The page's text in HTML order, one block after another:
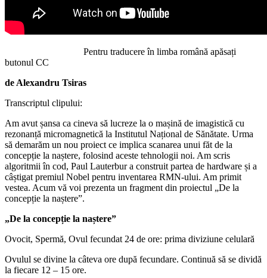
Pentru traducere în limba română apăsați
butonul CC
de Alexandru Tsiras
Transcriptul clipului:
Am avut șansa ca cineva să lucreze la o mașină de imagistică cu
rezonanță micromagnetică la Institutul Național de Sănătate. Urma
să demarăm un nou proiect ce implica scanarea unui făt de la
concepție la naștere, folosind aceste tehnologii noi. Am scris
algoritmii în cod, Paul Lauterbur a construit partea de hardware și a
câștigat premiul Nobel pentru inventarea RMN-ului. Am primit
vestea. Acum vă voi prezenta un fragment din proiectul „De la
concepție la naștere”.
„De la concepție la naștere”
Ovocit, Spermă, Ovul fecundat 24 de ore: prima diviziune celulară
Ovulul se divine la câteva ore după fecundare. Continuă să se dividă
la fiecare 12 – 15 ore.